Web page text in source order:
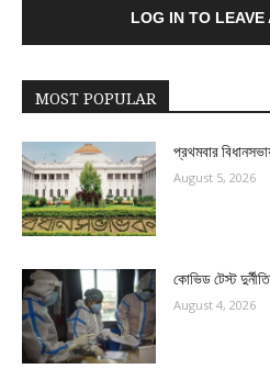
LOG IN TO LEAVE
MOST POPULAR
প্রথমবার
August 5, 2026
কোভিড টেস্ট
August 4, 2026